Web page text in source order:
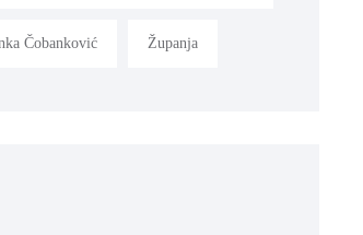
Čobanković Županja